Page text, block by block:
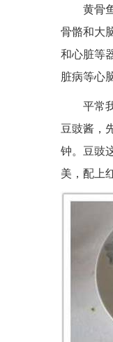
黄骨
骨骼和大
和心脏等
脏病等心
平常
豆豉酱，
钟。豆豉
美，配上